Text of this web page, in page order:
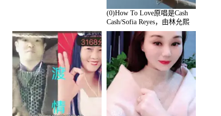
(0)How To Love原唱是Cash
Cash/Sofia Reyes，由林允熙
翻唱(播放:84447)